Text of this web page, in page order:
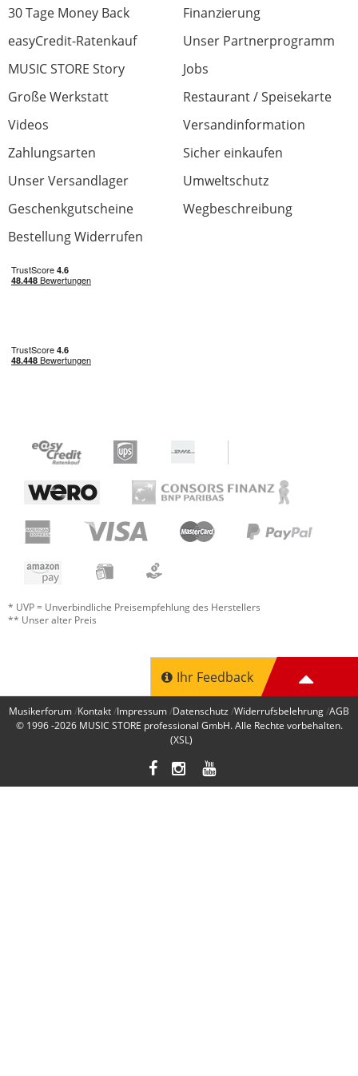
30 Tage Money Back
Finanzierung
easyCredit-Ratenkauf
Unser Partnerprogramm
MUSIC STORE Story
Jobs
Große Werkstatt
Restaurant / Speisekarte
Videos
Versandinformation
Zahlungsarten
Sicher einkaufen
Unser Versandlager
Umweltschutz
Geschenkgutscheine
Wegbeschreibung
Bestellung Widerrufen
* UVP = Unverbindliche Preisempfehlung des Herstellers
** Unser alter Preis
Ihr Feedback
Musikerforum Kontakt Impressum Datenschutz Widerrufsbelehrung AGB
© 1996 -2026 MUSIC STORE professional GmbH. Alle Rechte vorbehalten.
(XSL)